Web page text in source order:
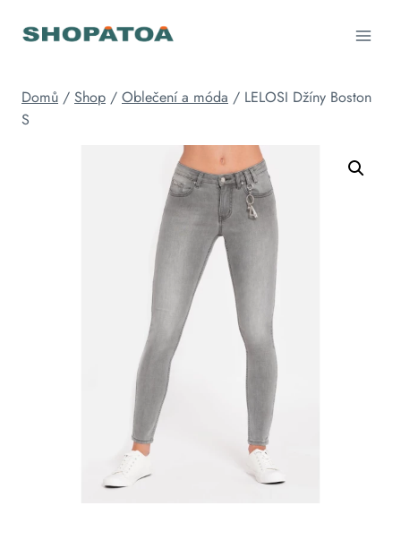
Domů / Shop / Oblečení a móda / LELOSI Džíny Boston
S